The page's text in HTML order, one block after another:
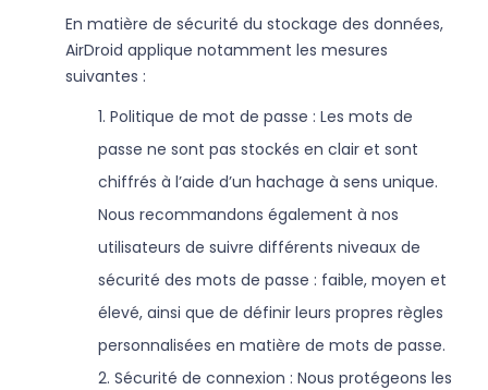
En matière de sécurité du stockage des données,
AirDroid applique notamment les mesures
suivantes :
1. Politique de mot de passe : Les mots de
passe ne sont pas stockés en clair et sont
chiffrés à l’aide d’un hachage à sens unique.
Nous recommandons également à nos
utilisateurs de suivre différents niveaux de
sécurité des mots de passe : faible, moyen et
élevé, ainsi que de définir leurs propres règles
personnalisées en matière de mots de passe.
2. Sécurité de connexion : Nous protégeons les